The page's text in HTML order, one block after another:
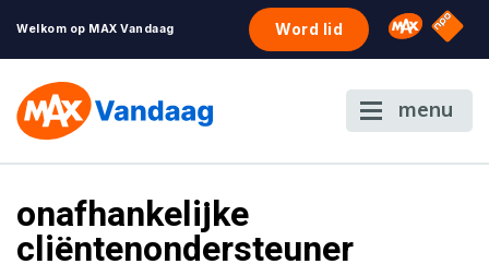
Welkom op MAX Vandaag Word lid Omroep
NPO
menu
onafhankelijke
cliëntenondersteuner